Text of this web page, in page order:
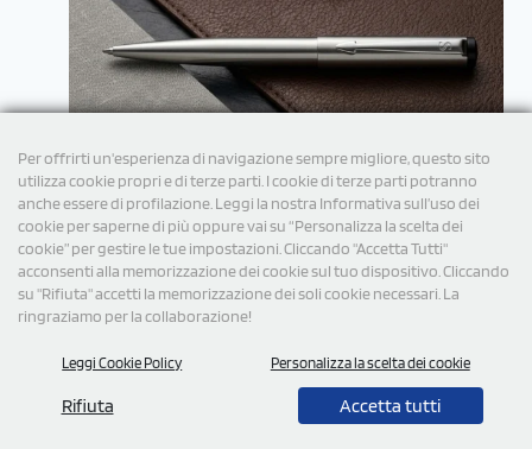
Per offrirti un'esperienza di navigazione sempre migliore, questo sito
utilizza cookie propri e di terze parti. I cookie di terze parti potranno
anche essere di profilazione. Leggi la nostra Informativa sull’uso dei
cookie per saperne di più oppure vai su “Personalizza la scelta dei
cookie” per gestire le tue impostazioni. Cliccando "Accetta Tutti"
acconsenti alla memorizzazione dei cookie sul tuo dispositivo. Cliccando
su "Rifiuta" accetti la memorizzazione dei soli cookie necessari. La
ringraziamo per la collaborazione!
Leggi Cookie Policy Personalizza la scelta dei cookie
Rifiuta Accetta tutti
© 2026 Tutti i diritti Riservati StampaSi S.r.l.